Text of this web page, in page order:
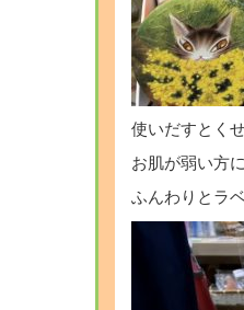
使いだすとく
お肌が弱い方
ふんわりとラ